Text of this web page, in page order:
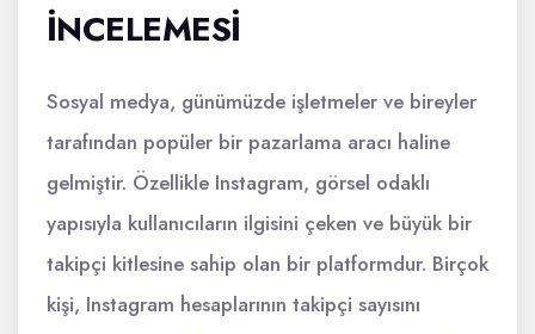
İNCELEMESI
Sosyal medya, günümüzde işletmeler ve bireyler
tarafından popüler bir pazarlama aracı haline
gelmiştir. Özellikle Instagram, görsel odaklı
yapısıyla kullanıcıların ilgisini çeken ve büyük bir
takipçi kitlesine sahip olan bir platformdur. Birçok
kişi, Instagram hesaplarının takipçi sayısını